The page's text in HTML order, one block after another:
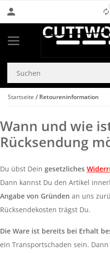
Startseite Retoureninformation
Wann und wie
Rücksendung
Du übst Dein gesetzliches
Dann kannst Du den Artikel
Angabe von Gründen an uns
Rücksendekosten trägst Du.
Die Ware ist bereits bei Erhalt
ein Transportschaden sein. Dann